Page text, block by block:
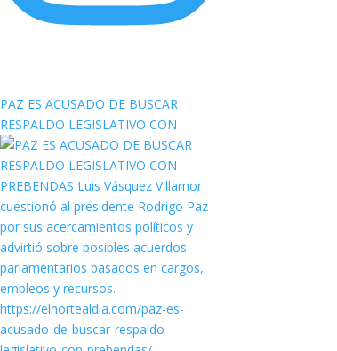
PAZ ES ACUSADO DE BUSCAR
RESPALDO LEGISLATIVO CON